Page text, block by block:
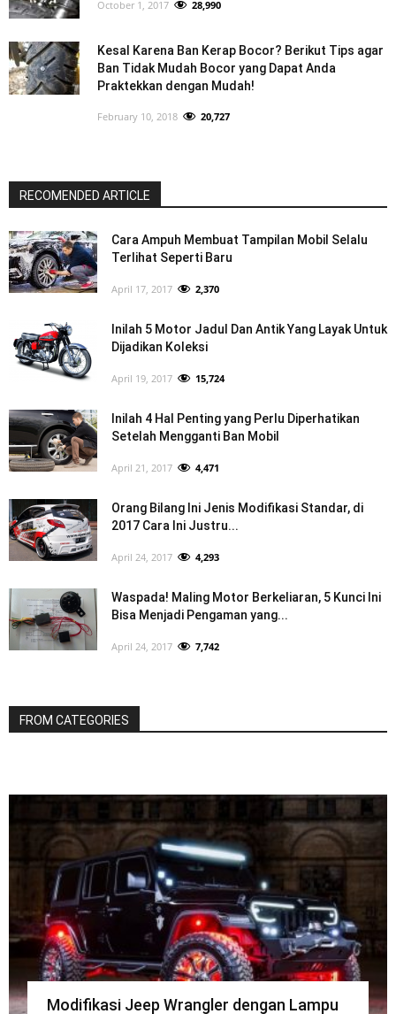
October 1, 2017 28,990
Kesal Karena Ban Kerap Bocor? Berikut Tips agar
Ban Tidak Mudah Bocor yang Dapat Anda
Praktekkan dengan Mudah!
February 10, 2018 20,727
RECOMENDED ARTICLE
Cara Ampuh Membuat Tampilan Mobil Selalu
Terlihat Seperti Baru
April 17, 2017 2,370
Inilah 5 Motor Jadul Dan Antik Yang Layak Untuk
Dijadikan Koleksi
April 19, 2017 15,724
Inilah 4 Hal Penting yang Perlu Diperhatikan
Setelah Mengganti Ban Mobil
April 21, 2017 4,471
Orang Bilang Ini Jenis Modifikasi Standar, di
2017 Cara Ini Justru...
April 24, 2017 4,293
Waspada! Maling Motor Berkeliaran, 5 Kunci Ini
Bisa Menjadi Pengaman yang...
April 24, 2017 7,742
FROM CATEGORIES
Modifikasi Jeep Wrangler dengan Lampu